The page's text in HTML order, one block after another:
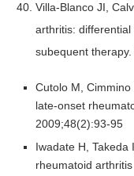
Villa-Blanco JI,
arthritis:
subequent
Cutolo M,
late-onset
2009;48(2):93-95
Iwadate H, Takeda
rheumatoid